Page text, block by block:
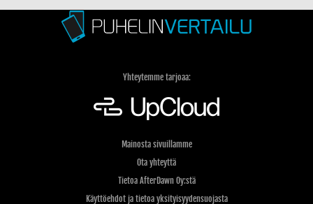
Yhteytemme tarjoaa:
Mainosta sivuillamme
Ota yhteyttä
Tietoa AfterDawn Oy:stä
Käyttöehdot ja tietoa yksityisyydensuojasta